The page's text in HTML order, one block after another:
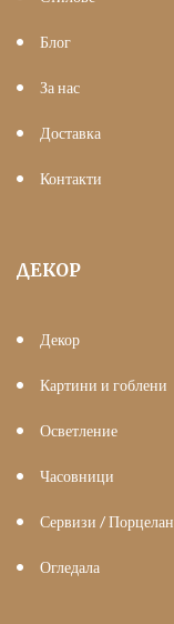
Блог
За нас
Доставка
Контакти
ДЕКОР
Декор
Картини и гоблени
Осветление
Часовници
Сервизи / Порцелан
Огледала